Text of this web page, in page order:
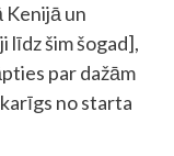
Kenijā un
līdz šim šogad],
par dažām
no starta